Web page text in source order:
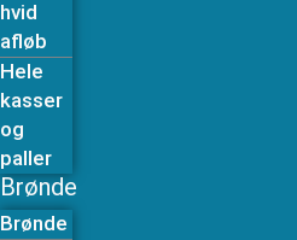
hvid
afløb
Hele
kasser
og
paller
Brønde
Brønde